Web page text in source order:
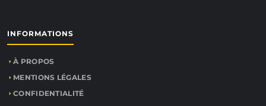
INFORMATIONS
À PROPOS
MENTIONS LÉGALES
CONFIDENTIALITÉ